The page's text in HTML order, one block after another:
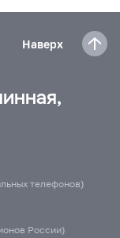
Наверх
телефонов)
России)